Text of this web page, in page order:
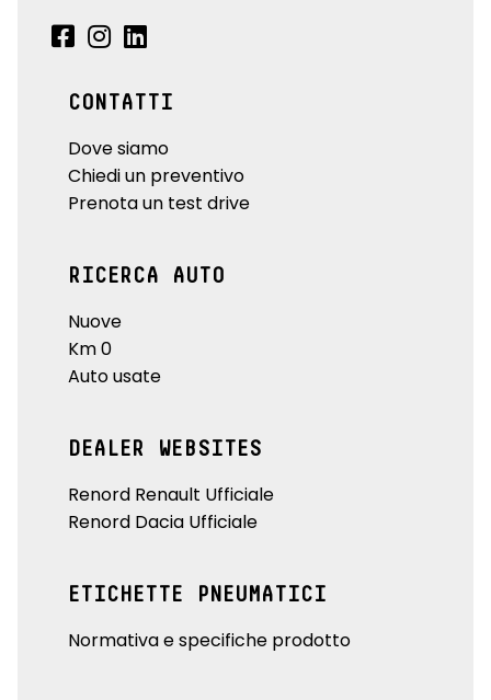
CONTATTI
Dove siamo
Chiedi un preventivo
Prenota un test drive
RICERCA AUTO
Nuove
Km 0
Auto usate
DEALER WEBSITES
Renord Renault Ufficiale
Renord Dacia Ufficiale
ETICHETTE PNEUMATICI
Normativa e specifiche prodotto